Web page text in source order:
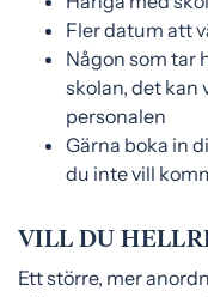
Fler datum att
Någon som tar
skolan, det kan
personalen
Gärna boka in
du inte vill
VILL DU
Ett större, mer